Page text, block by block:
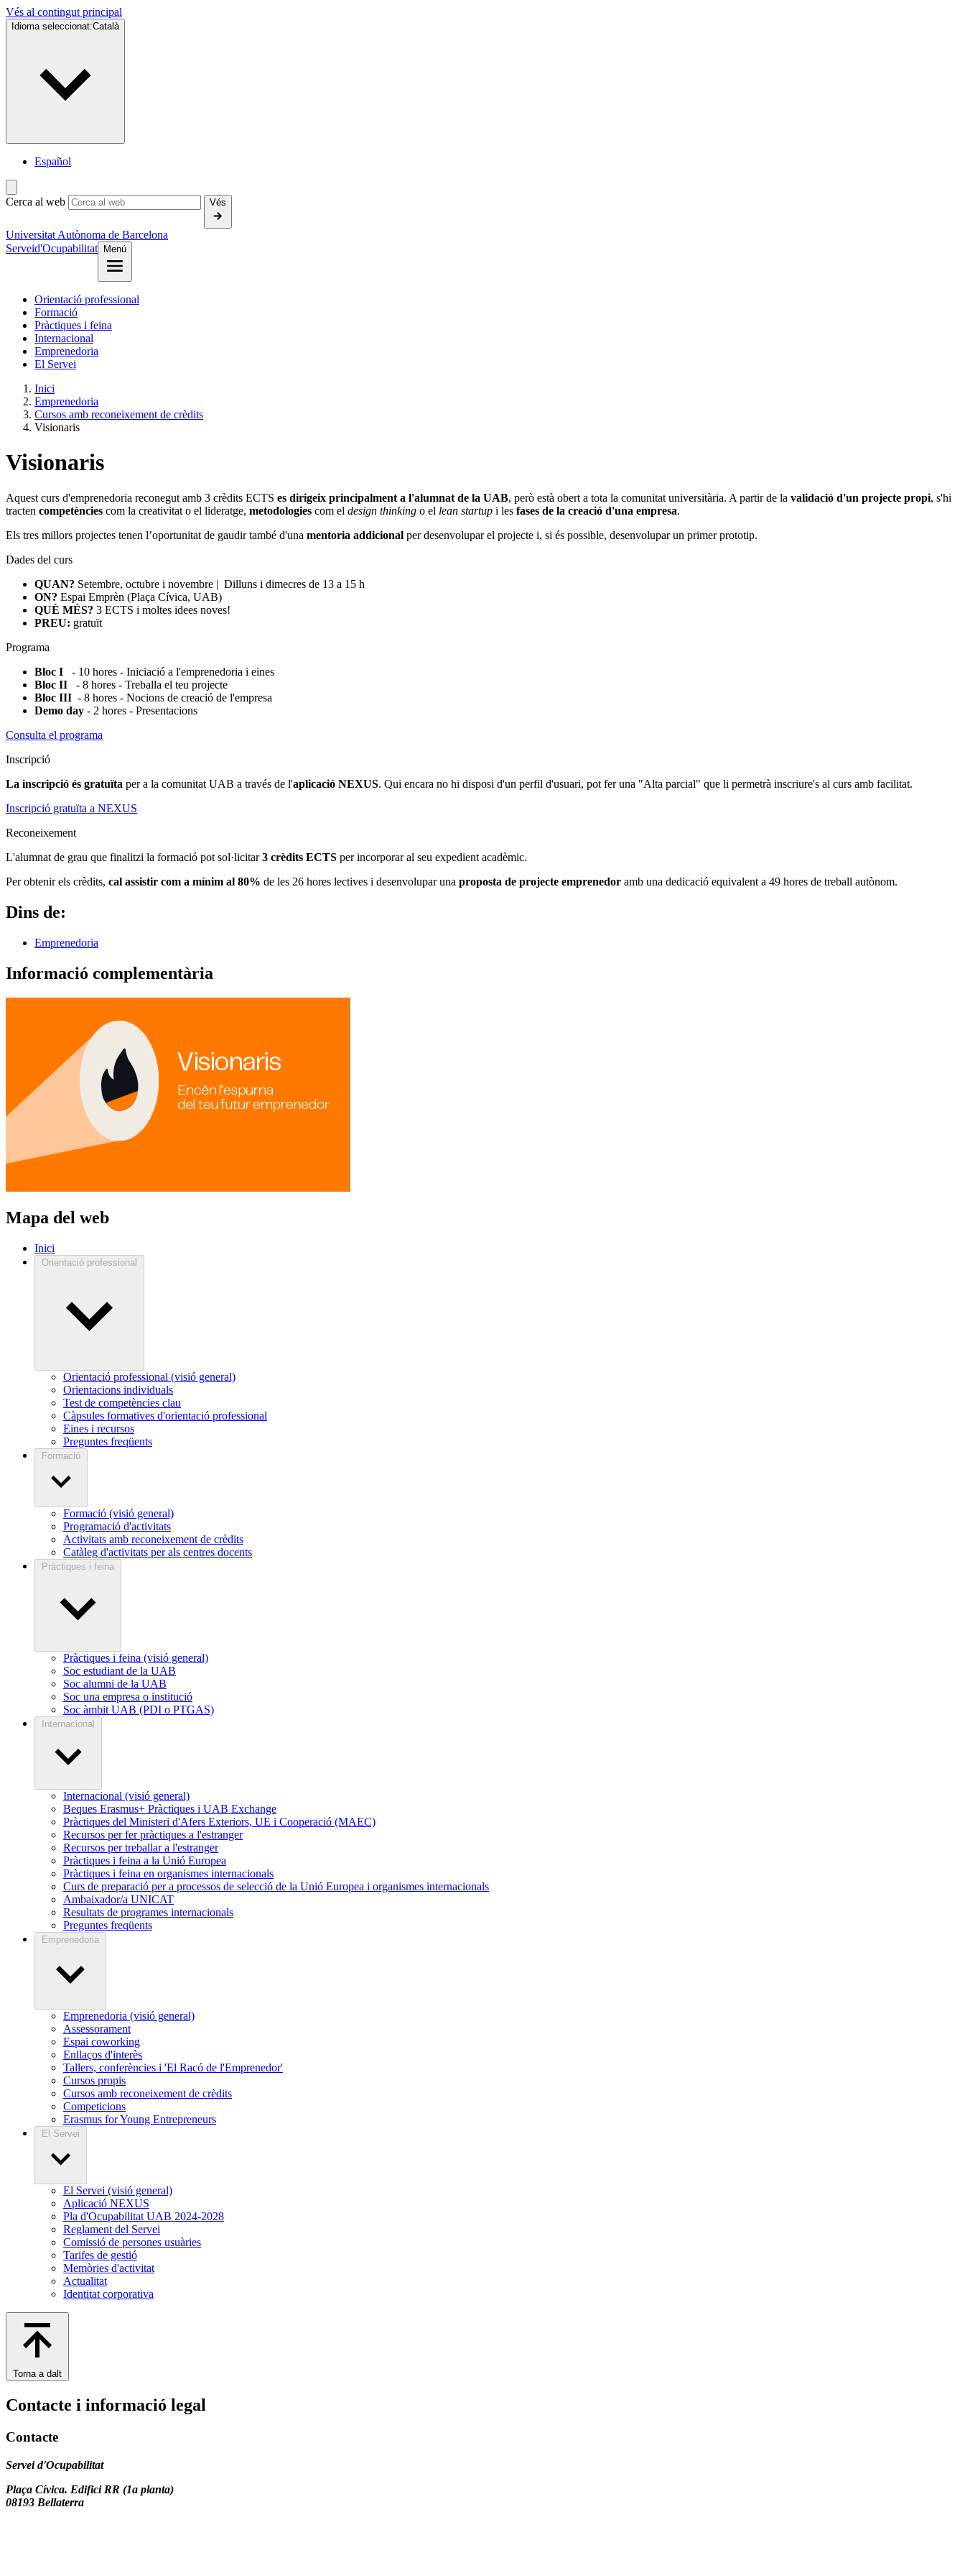
Vés al contingut principal
Idioma seleccionat:Català
Español
Cerca al web Vés
Universitat Autònoma de Barcelona
Serveid'Ocupabilitat Menú
Orientació professional
Formació
Pràctiques i feina
Internacional
Emprenedoria
El Servei
Inici
Emprenedoria
Cursos amb reconeixement de crèdits
Visionaris
Visionaris
Aquest curs d'emprenedoria reconegut amb 3 crèdits ECTS es dirigeix principalment a l'alumnat de la UAB, però està obert a tota la comunitat universitària. A partir de la validació d'un projecte propi, s'hi
tracten competències com la creativitat o el lideratge, metodologies com el design thinking o el lean startup i les fases de la creació d'una empresa.
Els tres millors projectes tenen l’oportunitat de gaudir també d'una mentoria addicional per desenvolupar el projecte i, si és possible, desenvolupar un primer prototip.
Dades del curs
QUAN? Setembre, octubre i novembre | Dilluns i dimecres de 13 a 15 h
ON? Espai Emprèn (Plaça Cívica, UAB)
QUÈ MÉS? 3 ECTS i moltes idees noves!
PREU: gratuït
Programa
Bloc I - 10 hores - Iniciació a l'emprenedoria i eines
Bloc II
- 8 hores - Treballa el teu projecte
Bloc III - 8 hores - Nocions de creació de l'empresa
Demo day - 2 hores - Presentacions
Consulta el programa
Inscripció
La inscripció és gratuïta per a la comunitat UAB a través de l'aplicació NEXUS. Qui encara no hi disposi d'un perfil d'usuari, pot fer una "Alta parcial" que li permetrà inscriure's al curs amb facilitat.
Inscripció gratuïta a NEXUS
Reconeixement
L'alumnat de grau que finalitzi la formació pot sol·licitar3 crèdits ECTS per incorporar al seu expedient acadèmic.
Per obtenir els crèdits, cal assistir com a mínim al 80% de les 26 hores lectives i desenvolupar una proposta de projecte emprenedor amb una dedicació equivalent a 49 hores de treball autònom.
Dins de:
Emprenedoria
Informació complementària
Mapa del web
Inici
Orientació professional
Orientació professional (visió general)
Orientacions individuals
Test de competències clau
Càpsules formatives d'orientació professional
Eines i recursos
Preguntes freqüents
Formació
Formació (visió general)
Programació d'activitats
Activitats amb reconeixement de crèdits
Catàleg d'activitats per als centres docents
Pràctiques i feina
Pràctiques i feina (visió general)
Soc estudiant de la UAB
Soc alumni de la UAB
Soc una empresa o institució
Soc àmbit UAB (PDI o PTGAS)
Internacional
Internacional (visió general)
Beques Erasmus+ Pràctiques i UAB Exchange
Pràctiques del Ministeri d'Afers Exteriors, UE i Cooperació (MAEC)
Recursos per fer pràctiques a l'estranger
Recursos per treballar a l'estranger
Pràctiques i feina a la Unió Europea
Pràctiques i feina en organismes internacionals
Curs de preparació per a processos de selecció de la Unió Europea i organismes internacionals
Ambaixador/a UNICAT
Resultats de programes internacionals
Preguntes freqüents
Emprenedoria
Emprenedoria (visió general)
Assessorament
Espai coworking
Enllaços d'interès
Tallers, conferències i 'El Racó de l'Emprenedor'
Cursos propis
Cursos amb reconeixement de crèdits
Competicions
Erasmus for Young Entrepreneurs
El Servei
El Servei (visió general)
Aplicació NEXUS
Pla d'Ocupabilitat UAB 2024-2028
Reglament del Servei
Comissió de persones usuàries
Tarifes de gestió
Memòries d'activitat
Actualitat
Identitat corporativa
Torna a dalt
Contacte i informació legal
Contacte
Servei d'Ocupabilitat
Plaça Cívica. Edifici RR (1a planta)
08193 Bellaterra